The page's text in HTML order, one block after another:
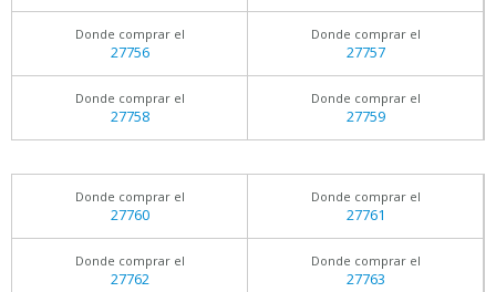
Donde comprar el
27756
Donde comprar el
27757
Donde comprar el
27758
Donde comprar el
27759
Donde comprar el
27760
Donde comprar el
27761
Donde comprar el
27762
Donde comprar el
27763